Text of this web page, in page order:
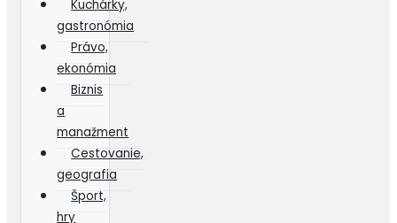
Kuchárky,
gastronómia
Právo,
ekonómia
Biznis
a
manažment
Cestovanie,
geografia
Šport,
hry